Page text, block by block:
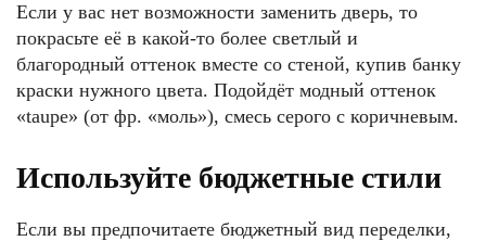
Если у вас нет возможности заменить дверь, то
покрасьте её в какой-то более светлый и
благородный оттенок вместе со стеной, купив банку
краски нужного цвета. Подойдёт модный оттенок
«taupe» (от фр. «моль»), смесь серого с коричневым.
Используйте бюджетные стили
Если вы предпочитаете бюджетный вид переделки,